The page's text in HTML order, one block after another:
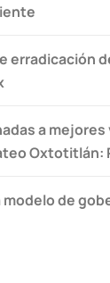
erradicación
a
Oxtotitlán:
de